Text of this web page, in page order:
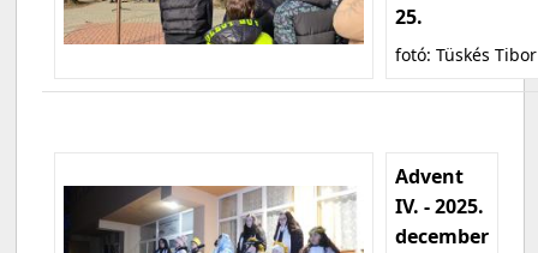
25.
fotó: Tüskés Tibor
Advent
IV. - 2025.
december